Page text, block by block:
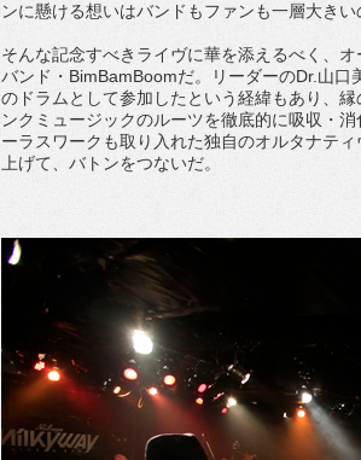
ンに懸ける想いはバンドもファンも一層大きい
そんな記念すべきライヴに華を添えるべく、
バンド・BimBamBoomだ。リーダーのDr.山口
のドラムとして参加したという経緯もあり、
ンクミュージックのルーツを徹底的に吸収・
ーラスワークも取り入れた独自のオルタナテ
上げて、バトンをつないだ。